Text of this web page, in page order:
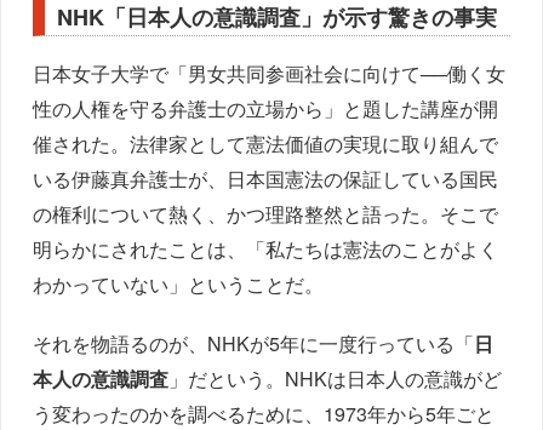
NHK「日本人の意識調査」が示す驚きの事実
日本女子大学で「男女共同参画社会に向けて──働く女
性の人権を守る弁護士の立場から」と題した講座が開
催された。法律家として憲法価値の実現に取り組んで
いる伊藤真弁護士が、日本国憲法の保証している国民
の権利について熱く、かつ理路整然と語った。そこで
明らかにされたことは、「私たちは憲法のことがよく
わかっていない」ということだ。
それを物語るのが、NHKが5年に一度行っている「日
本人の意識調査 」だという。NHKは日本人の意識がど
う変わったのかを調べるために、1973年から5年ごと